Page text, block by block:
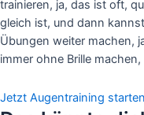
trainieren, ja, das ist oft,
gleich ist, und dann
Übungen weiter machen,
immer ohne Brille
Jetzt Augentraining